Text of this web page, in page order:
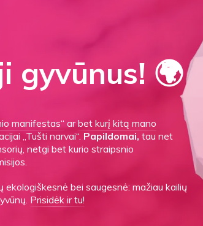
gyvūnus! 🌍
manifestas“ arbet kurį kitą mano
„Tušti narvai“. Papildomai, tau net
netgi bet kurio straipsnio
bei saugesnė: mažiau kailių
Prisidėk ir tu!